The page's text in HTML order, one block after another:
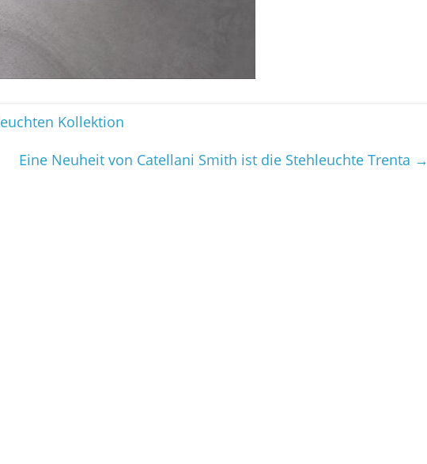
Kollektion
Eine Neuheit von Catellani Smith ist die Stehleuchte Trenta →